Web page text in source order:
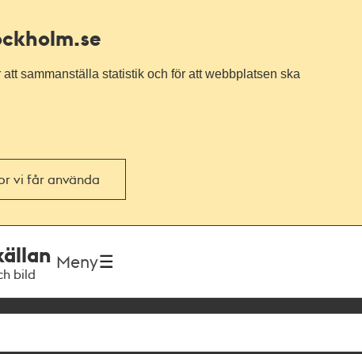
sammanställa statistik och för att webbplatsen ska
vi får använda
bild
Meny